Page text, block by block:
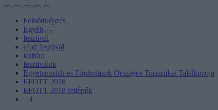
Felnőttképzés
Egyéb
fesztivál
efott fesztivál
kultúra
fesztiválok
Egyetemisták és Főiskolások Országos Turisztikai Találkozója
EFOTT 2018
EFOTT 2018 fellépők
+4